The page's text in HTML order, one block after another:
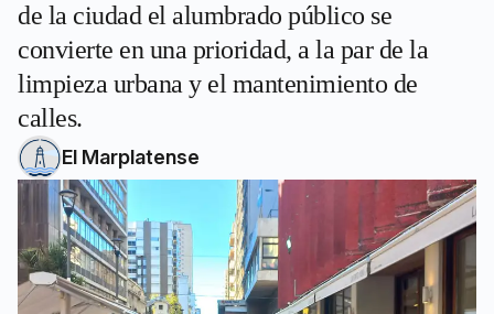
de la ciudad el alumbrado público se
convierte en una prioridad, a la par de la
limpieza urbana y el mantenimiento de
calles.
El Marplatense